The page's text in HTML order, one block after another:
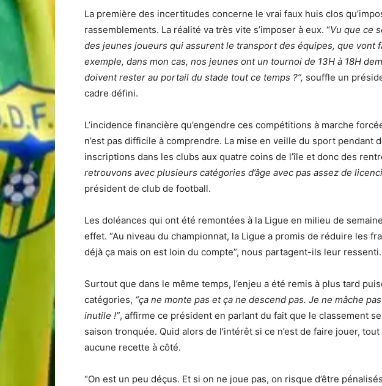
La première des incertitudes concerne le vrai faux huis clos
rassemblements. La réalité va très vite s’imposer à eux. “Vu que ce
des jeunes joueurs qui assurent le transport des équipes, que vont
exemple, dans mon cas, nos jeunes ont un tournoi de 13H à 18H
doivent rester au portail du stade tout ce temps ?”, souffle un
cadre défini.
L’incidence financière qu’engendre ces compétitions à marche
n’est pas difficile à comprendre. La mise en veille du sport pendant
inscriptions dans les clubs aux quatre coins de l’île et donc des
retrouvons avec plusieurs catégories d’âge avec pas assez de
président de club de football.
Les doléances qui ont été remontées à la Ligue en milieu de
effet. “Au niveau du championnat, la Ligue a promis de réduire les
déjà ça mais on est loin du compte”, nous partagent-ils leur ressenti.
Surtout que dans le même temps, l’enjeu a été remis à plus tard
catégories, “ça ne monte pas et ça ne descend pas. Je ne mâche
inutile !”, affirme ce président en parlant du fait que le classement
saison tronquée. Quid alors de l’intérêt si ce n’est de faire jouer,
aucune recette à côté.
“On est un peu déçus. Et si on ne joue pas, on risque d’être